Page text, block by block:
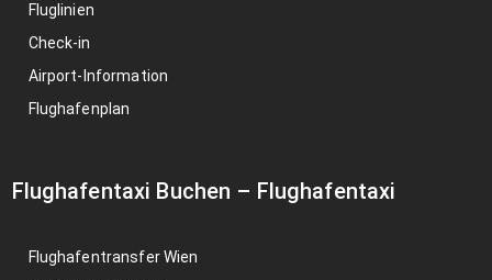
Fluglinien
Check-in
Airport-Information
Flughafenplan
Flughafentaxi Buchen – Flughafentaxi
Flughafentransfer Wien